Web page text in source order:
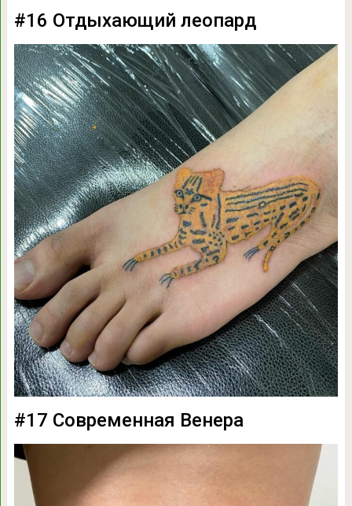
#16 Отдыхающий леопард
#17 Современная Венера